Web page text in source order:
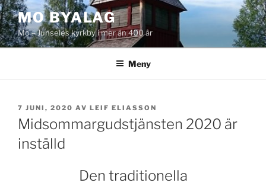
Hoppa
till
innehåll
MO BYALAG
Mo – Junseles kyrkby i mer än 400 år
Meny
PUBLICERAT
7 JUNI, 2020 AV LEIF ELIASSON
Midsommargudstjänsten 2020 är
inställd
Den traditionella